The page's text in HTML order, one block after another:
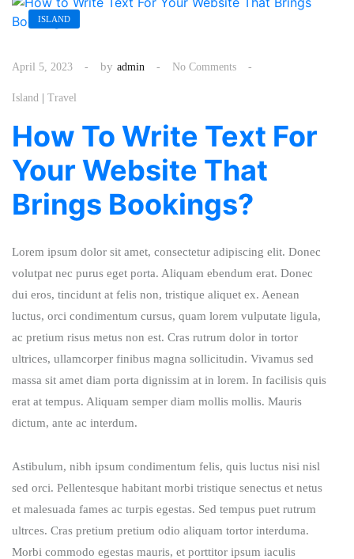
ISLAND
April 5, 2023 by admin No Comments
Island | Travel
How To Write Text For
Your Website That
Brings Bookings?
Lorem ipsum dolor sit amet, consectetur adipiscing elit. Donec
volutpat nec purus eget porta. Aliquam ebendum erat. Donec
dui eros, tincidunt at felis non, tristique aliquet ex. Aenean
luctus, orci condimentum cursus, quam lorem vulputate ligula,
ac pretium risus metus non est. Cras rutrum dolor in tortor
ultrices, ullamcorper finibus magna sollicitudin. Vivamus sed
massa sit amet diam porta dignissim at in lorem. In facilisis quis
erat at tempus. Aliquam semper diam mollis mollis. Mauris
dictum, ante ac interdum.
Astibulum, nibh ipsum condimentum felis, quis luctus nisi nisl
sed orci. Pellentesque habitant morbi tristique senectus et netus
et malesuada fames ac turpis egestas. Sed tempus puet rutrum
ultrces. Cras pretium pretium odio aliquam tortor interduma.
Morbi commodo egestas mauris, et porttitor ipsum iaculis